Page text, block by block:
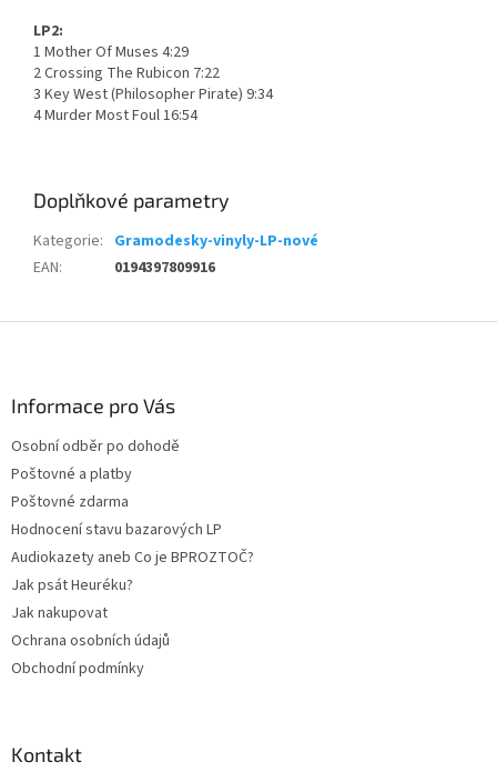
LP2:
1 Mother Of Muses 4:29
2 Crossing The Rubicon 7:22
3 Key West (Philosopher Pirate) 9:34
4 Murder Most Foul 16:54
Doplňkové parametry
Kategorie: Gramodesky-vinyly-LP-nové
EAN: 0194397809916
Informace pro Vás
Osobní odběr po dohodě
Poštovné a platby
Poštovné zdarma
Hodnocení stavu bazarových LP
Audiokazety aneb Co je BPROZTOČ?
Jak psát Heuréku?
Jak nakupovat
Ochrana osobních údajů
Obchodní podmínky
Kontakt